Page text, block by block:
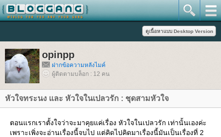
opinpp
ฝากข้อความหลังไมค์
ผู้ติดตามบล็อก : 12 คน
หัวใจทระนง และ หัวใจในเปลวรัก : ชุดสามหัวใจ
ตอนแรกเราตั้งใจว่าจะมาคุยแค่เรื่อง หัวใจในเปลวรัก เท่านั้นเองค่ะ
เพราะเพิ่งจะอ่านเรื่องนี้จบไป แต่คิดไปคิดมาเรื่องนี้มันเป็นเรื่องที่ 2